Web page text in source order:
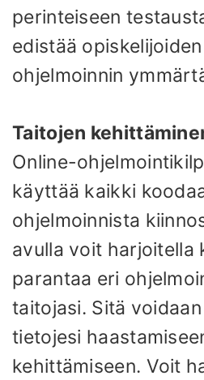
perinteiseen
edistää
ohjelmoinnin
Taitojen
Online-
käyttää kaikki
ohjelmoinnista
avulla voit harjoitella
parantaa eri
taitojasi. Sitä
tietojesi
kehittämiseen. Voit